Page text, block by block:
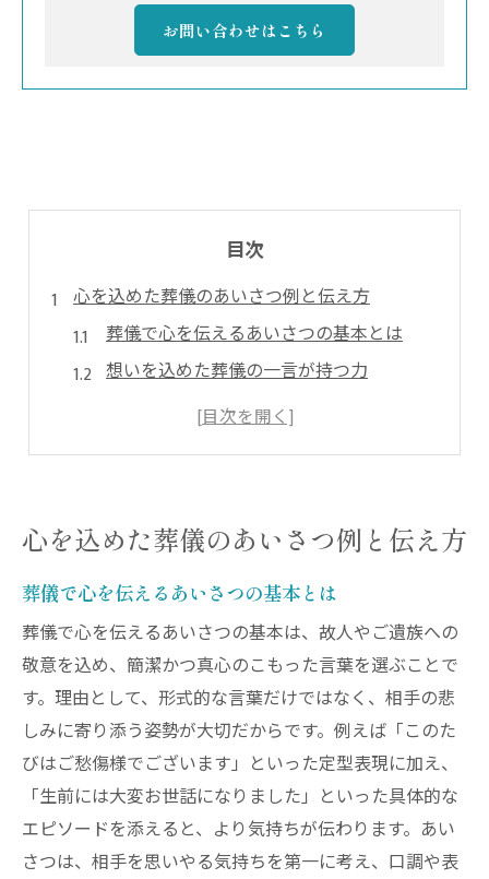
お問い合わせはこちら
目次
心を込めた葬儀のあいさつ例と伝え方
葬儀で心を伝えるあいさつの基本とは
想いを込めた葬儀の一言が持つ力
言葉選びで故人への感謝を伝えるコツ
葬儀の雰囲気を和らげる伝え方の工夫
葬儀で伝わる思いを言葉にする方法
葬儀で想いを言葉に乗せるポイント
心を込めた葬儀の言葉選びの秘訣
自分らしい葬儀のあいさつを作る手順
故人との関係に合わせた葬儀の表現例
参列者への配慮を意識した葬儀の語り方
葬儀で感謝や思い出を伝える実践方法
神奈川県川崎市における葬儀のマナー解説
地域で異なる葬儀のマナーの基本知識
心を込めた葬儀のあいさつ例と伝え方
葬儀で心を伝えるあいさつの基本とは
葬儀で心を伝えるあいさつの基本は、故人やご遺族への
敬意を込め、簡潔かつ真心のこもった言葉を選ぶことで
す。理由として、形式的な言葉だけではなく、相手の悲
しみに寄り添う姿勢が大切だからです。例えば「このた
びはご愁傷様でございます」といった定型表現に加え、
「生前には大変お世話になりました」といった具体的な
エピソードを添えると、より気持ちが伝わります。あい
さつは、相手を思いやる気持ちを第一に考え、口調や表